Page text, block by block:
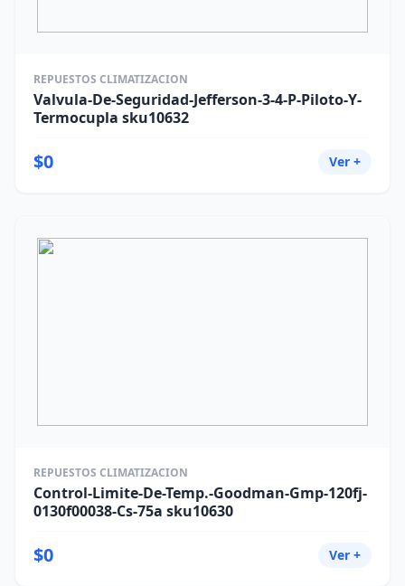
REPUESTOS CLIMATIZACION
Valvula-De-Seguridad-Jefferson-3-4-P-Piloto-Y-
Termocupla sku10632
$0 Ver +
REPUESTOS CLIMATIZACION
Control-Limite-De-Temp.-Goodman-Gmp-120fj-
0130f00038-Cs-75a sku10630
$0 Ver +